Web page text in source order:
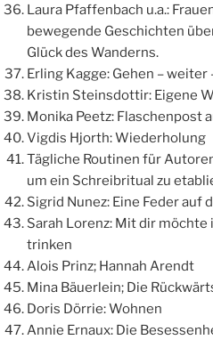
Laura Pfaffenbach u.a.:
bewegende Geschichten
Glück des Wanderns.
Erling Kagge: Gehen –
Kristin Steinsdottir: Eigene
Monika Peetz: Flaschenpost
Vigdis Hjorth: Wiederholung
Tägliche Routinen für
um ein Schreibritual zu
Sigrid Nunez: Eine Feder auf
Sarah Lorenz: Mit dir
trinken
Alois Prinz; Hannah Arendt
Mina Bäuerlein; Die
Doris Dörrie: Wohnen
Annie Ernaux: Die